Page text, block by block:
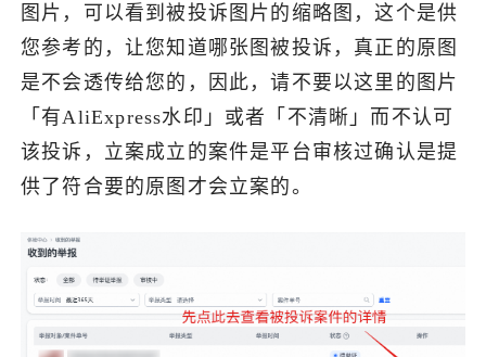
图片，可以看到被投诉图片的缩略图，这个是供
您参考的，让您知道哪张图被投诉，真正的原图
是不会透传给您的，因此，请不要以这里的图片
「有AliExpress水印」或者「不清晰」而不认可
该投诉，立案成立的案件是平台审核过确认是提
供了符合要的原图才会立案的。